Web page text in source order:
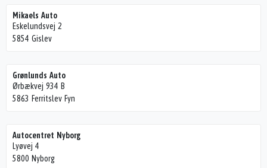
Mikaels Auto
Eskelundsvej 2
5854 Gislev
Grønlunds Auto
Ørbækvej 934 B
5863 Ferritslev Fyn
Autocentret Nyborg
Lyøvej 4
5800 Nyborg